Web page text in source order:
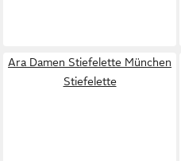
Ara Damen Stiefelette München
Stiefelette